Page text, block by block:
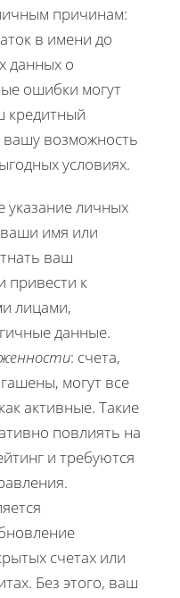
причинам:
в имени до
данных о
ошибки могут
кредитный
вашу возможность
условиях.
указание личных
ваши имя или
ваш
привести к
лицами,
данные.
: счета,
могут все
активные. Такие
повлиять на
и требуются
счетах или
Без этого, ваш